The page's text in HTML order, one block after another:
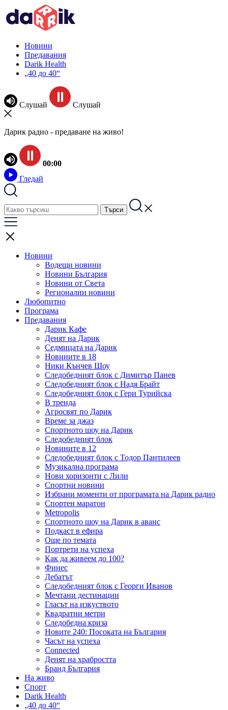
Новини
Предавания
Darik Health
„40 до 40“
Слушай Слушай
Дарик радио - предаване на живо!
00:00
Гледай
Новини
Водещи новини
Новини България
Новини от Света
Регионални новини
Любопитно
Програма
Предавания
Дарик Кафе
Денят на Дарик
Седмицата на Дарик
Новините в 18
Ники Кънчев Шоу
Следобедният блок с Димитър Панев
Следобедният блок с Надя Брайт
Следобедният блок с Гери Турийска
В тренда
Агросвят по Дарик
Време за джаз
Спортното шоу на Дарик
Следобедният блок
Новините в 12
Следобедният блок с Тодор Пантилеев
Музикална програма
Нови хоризонти с Лили
Спортни новини
Избрани моменти от програмата на Дарик радио
Спортен маратон
Metropolis
Спортното шоу на Дарик в аванс
Подкаст в ефира
Още по темата
Портрети на успеха
Как да живеем до 100?
Финес
Дебатът
Следобедният блок с Георги Иванов
Мечтани дестинации
Гласът на изкуството
Квадратни метри
Следобедна криза
Новите 240: Посоката на България
Часът на успеха
Connected
Денят на храбростта
Бранд България
На живо
Спорт
Darik Health
„40 до 40“